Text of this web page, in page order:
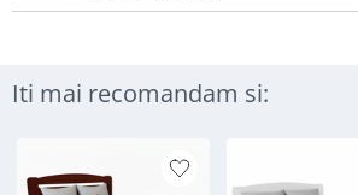
Iti mai recomandam si: